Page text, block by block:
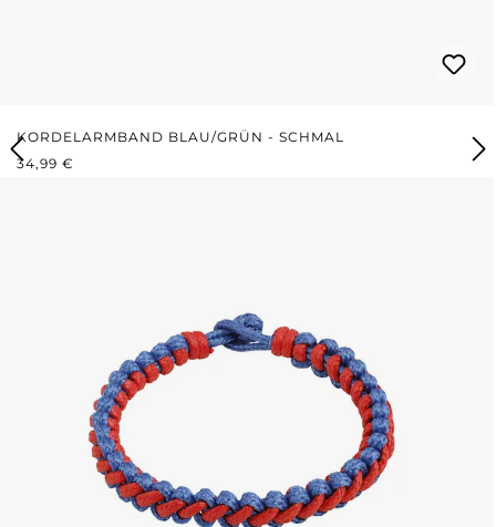
KORDELARMBAND BLAU/GRÜN - SCHMAL
REGULÄRER PREIS:
34,99 €